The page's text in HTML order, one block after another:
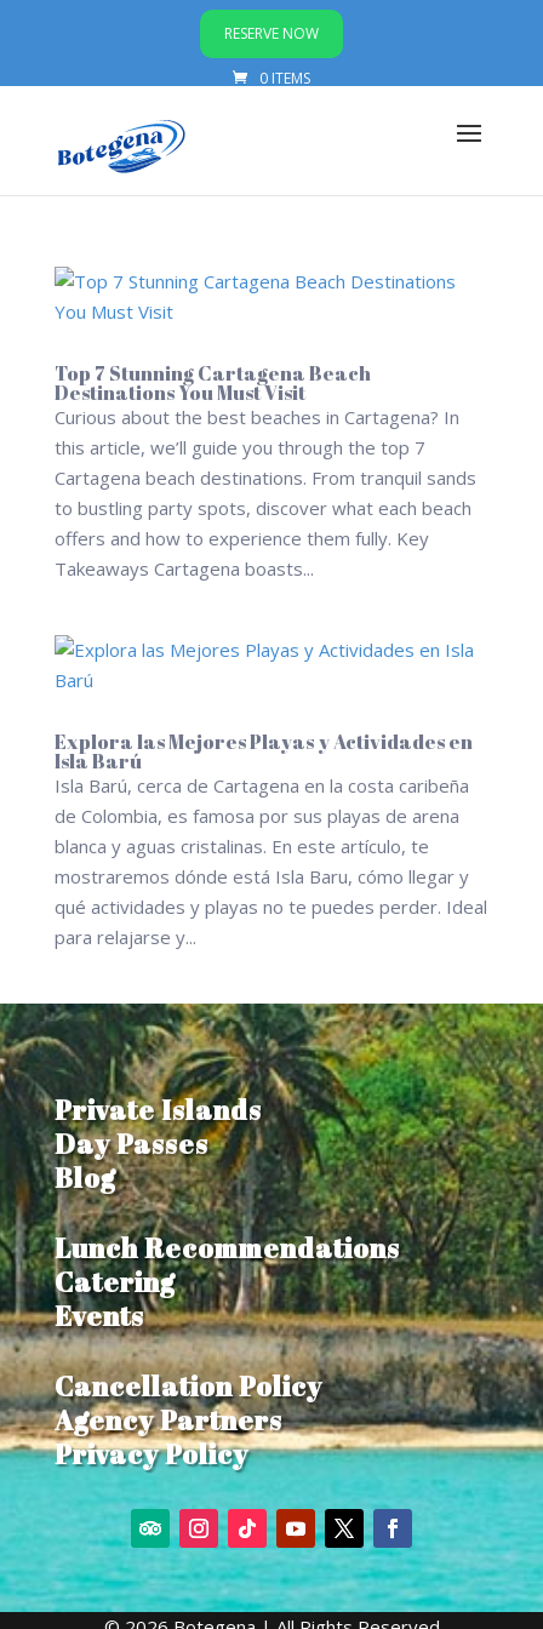
RESERVE NOW
0 ITEMS
Top 7 Stunning Cartagena Beach
Destinations You Must Visit
Curious about the best beaches in Cartagena? In
this article, we’ll guide you through the top 7
Cartagena beach destinations. From tranquil sands
to bustling party spots, discover what each beach
offers and how to experience them fully. Key
Takeaways Cartagena boasts...
Explora las Mejores Playas y Actividades en
Isla Barú
Isla Barú, cerca de Cartagena en la costa caribeña
de Colombia, es famosa por sus playas de arena
blanca y aguas cristalinas. En este artículo, te
mostraremos dónde está Isla Baru, cómo llegar y
qué actividades y playas no te puedes perder. Ideal
para relajarse y...
Private Islands
Day Passes
Blog
Lunch Recommendations
Catering
Events
Cancellation Policy
Agency Partners
Privacy Policy